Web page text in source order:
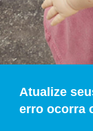
Atualize
erro ocorra